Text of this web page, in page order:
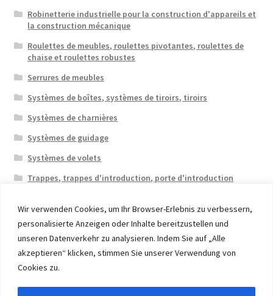
Wir verwenden Cookies, um Ihr Browser-Erlebnis zu verbessern,
personalisierte Anzeigen oder Inhalte bereitzustellen und
unseren Datenverkehr zu analysieren. Indem Sie auf „Alle
akzeptieren“ klicken, stimmen Sie unserer Verwendung von
Cookies zu.
Robinetterie industrielle pour la construction d'appareils et
la construction mécanique
Roulettes de meubles, roulettes pivotantes, roulettes de
chaise et roulettes robustes
Serrures de meubles
Systèmes de boîtes, systèmes de tiroirs, tiroirs
Systèmes de charnières
Systèmes de guidage
Systèmes de volets
Trappes, trappes d'introduction, porte d'introduction
© 2026 Eruon Trade UG, Germany, member of the ERUON